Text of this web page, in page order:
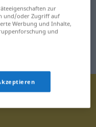
zur
und/oder Zugriff auf
Werbung und Inhalte,
und